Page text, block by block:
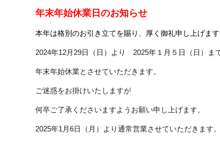
年末年始休業日のお知らせ
本年は格別のお引き立てを賜り、厚く御礼申し上げます
2024年12月29日（日）より 2025年１月５日（日）ま
年末年始休業とさせていただきます。
ご迷惑をお掛けいたしますが
何卒ご了承くださいますようお願い申し上げます。
2025年1月6日（月）より通常営業させていただきます。